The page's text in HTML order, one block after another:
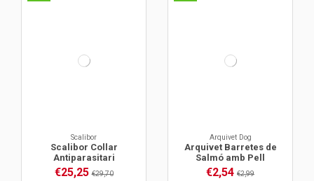
Scalibor
Scalibor Collar
Antiparasitari
€25,25€29,70
Arquivet Dog
Arquivet Barretes de
Salmó amb Pell
€2,54 €2,99